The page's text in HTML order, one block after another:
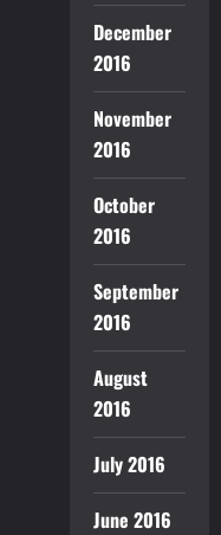
December
2016
November
2016
October
2016
September
2016
August
2016
July 2016
June 2016